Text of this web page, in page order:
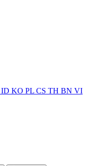
ID KO PL CS TH BN VI